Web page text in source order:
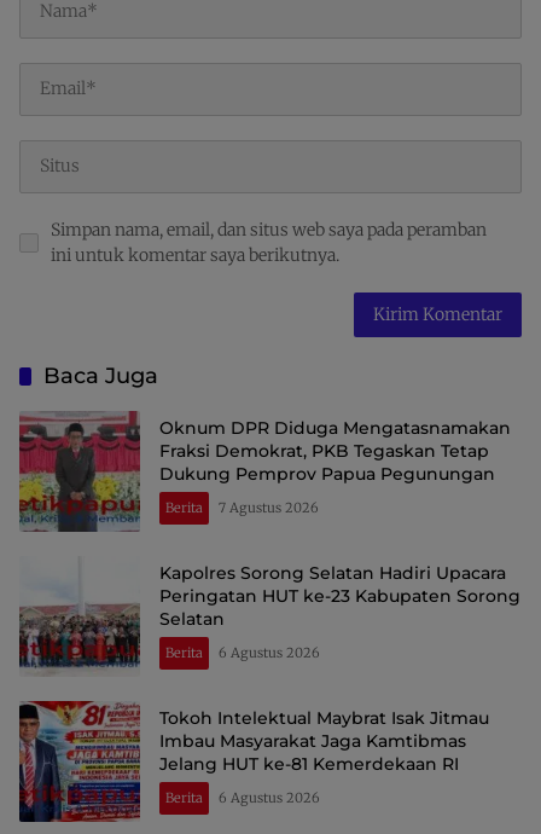
Simpan nama, email, dan situs web saya pada peramban
ini untuk komentar saya berikutnya.
Baca Juga
Oknum DPR Diduga Mengatasnamakan
Fraksi Demokrat, PKB Tegaskan Tetap
Dukung Pemprov Papua Pegunungan
Berita 7 Agustus 2026
Kapolres Sorong Selatan Hadiri Upacara
Peringatan HUT ke-23 Kabupaten Sorong
Selatan
Berita 6 Agustus 2026
Tokoh Intelektual Maybrat Isak Jitmau
Imbau Masyarakat Jaga Kamtibmas
Jelang HUT ke-81 Kemerdekaan RI
Berita 6 Agustus 2026